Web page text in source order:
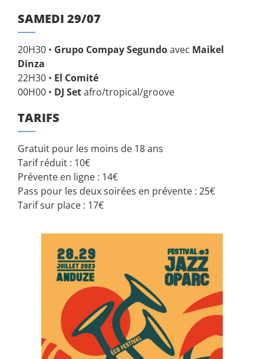
SAMEDI 29/07
20H30 • Grupo Compay Segundoavec Maikel
Dinza
22H30 • El Comité
00H00 • DJ Setafro/tropical/groove
TARIFS
Gratuit pour les moins de 18 ans
Tarif réduit : 10€
Prévente en ligne : 14€
Pass pour les deux soirées en prévente : 25€
Tarif sur place : 17€